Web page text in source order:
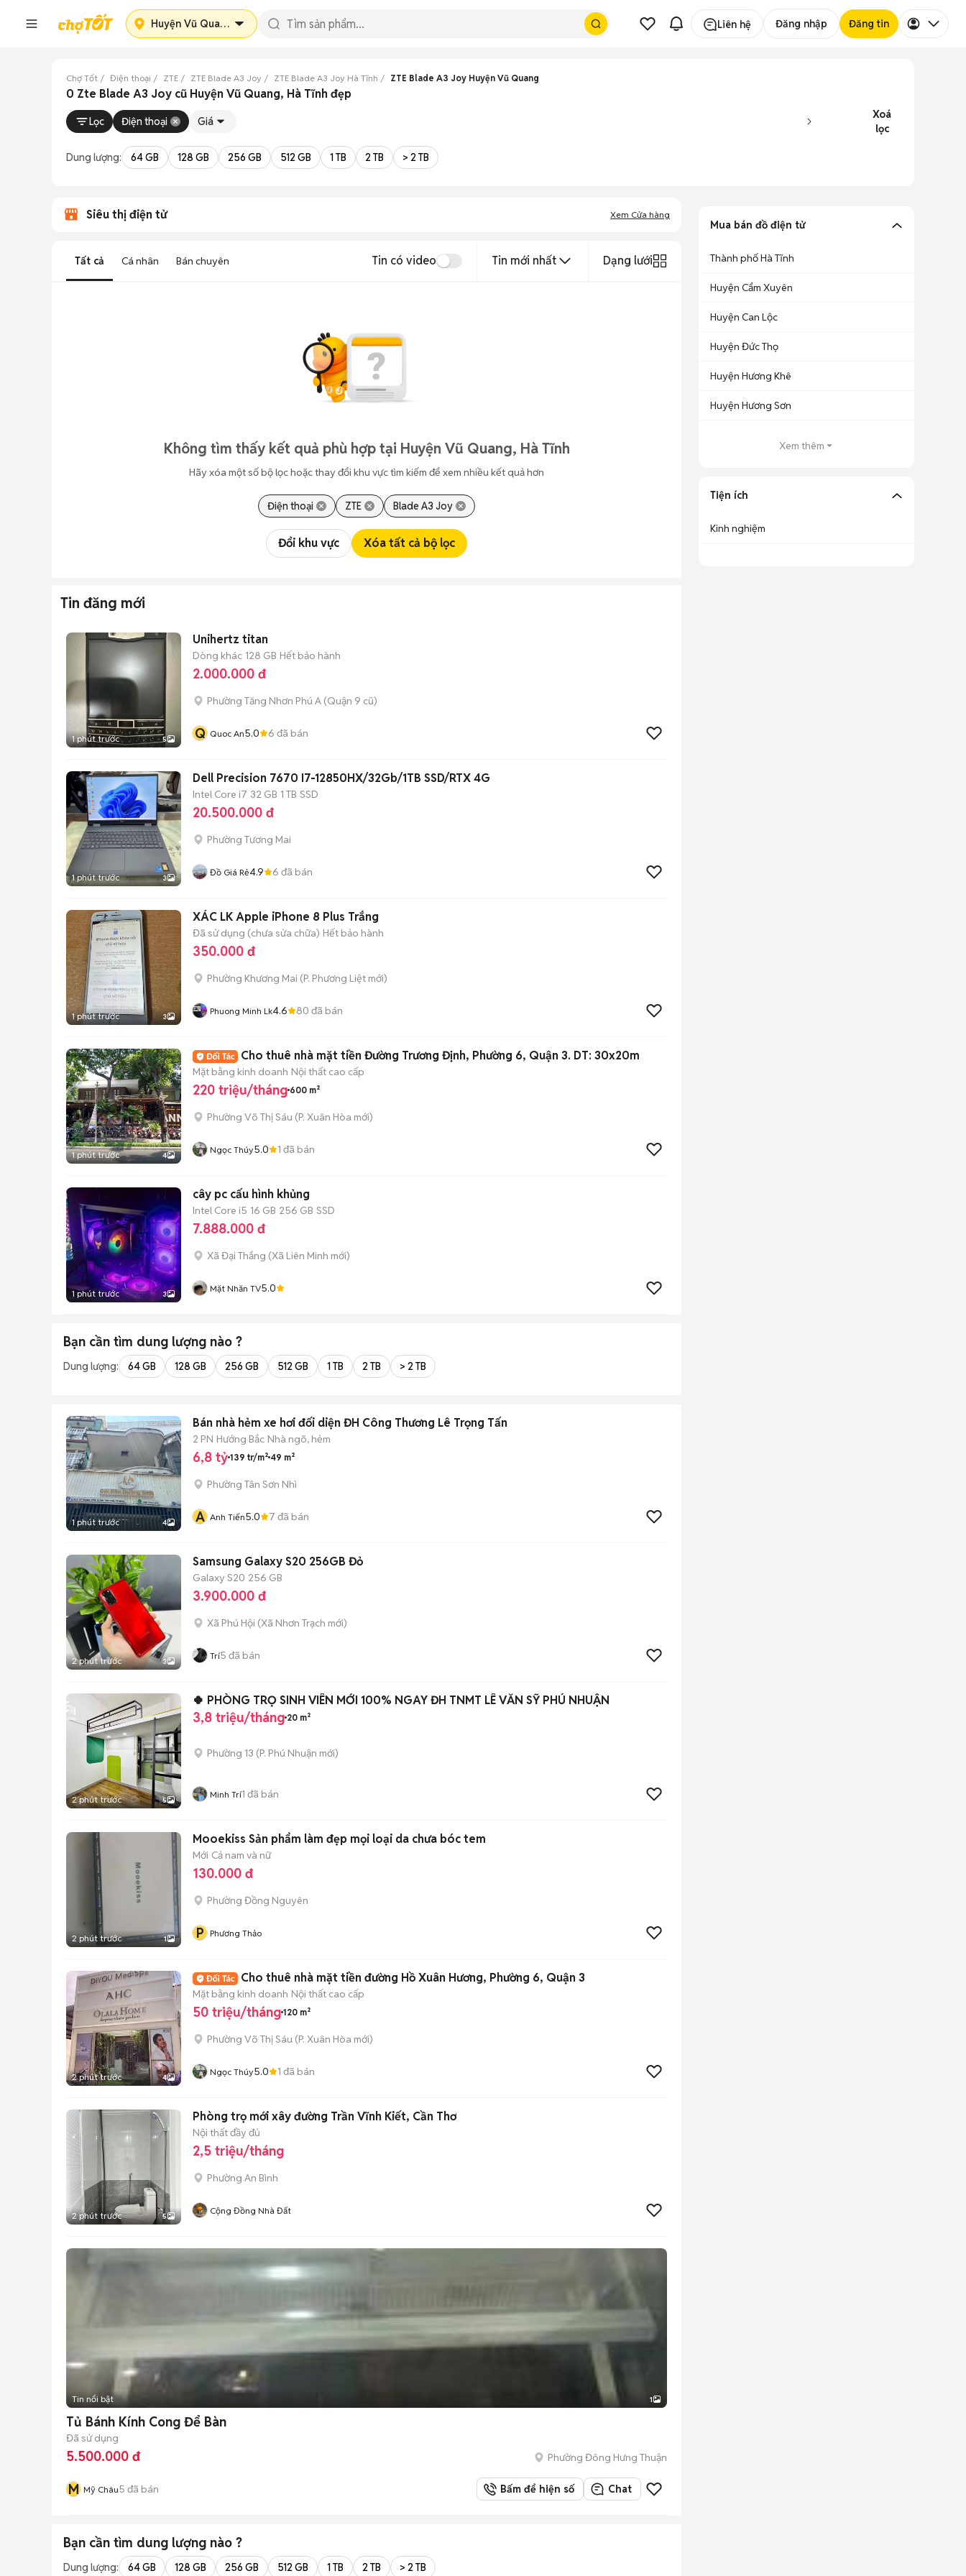
Huyện Vũ Quang Liên hệ Đăng nhập Đăng tin
Chợ Tốt Điện thoại ZTE ZTE Blade A3 Joy ZTE Blade A3 Joy Hà Tĩnh ZTE Blade A3 Joy Huyện Vũ Quang
0 Zte Blade A3 Joy cũ Huyện Vũ Quang, Hà Tĩnh đẹp
Lọc Điện thoại Giá
Xoá
lọc
Dung lượng: 64 GB 128 GB 256 GB 512 GB 1 TB 2 TB > 2 TB
Siêu thị điện tử Xem Cửa hàng
Tất cả Cá nhân Bán chuyên Tin có video Tin mới nhất Dạng lưới
Không tìm thấy kết quả phù hợp tại Huyện Vũ Quang, Hà Tĩnh
Hãy xóa một số bộ lọc hoặc thay đổi khu vực tìm kiếm để xem nhiều kết quả hơn
Điện thoại ZTE Blade A3 Joy
Đổi khu vực Xóa tất cả bộ lọc
Tin đăng mới
1 phút trước 5
Unihertz titan
Dòng khác 128 GB Hết bảo hành
2.000.000 đ
Phường Tăng Nhơn Phú A (Quận 9 cũ)
Q Quoc An5.0 6 đã bán
1 phút trước 3
Dell Precision 7670 I7-12850HX/32Gb/1TB SSD/RTX 4G
Intel Core i7 32 GB 1 TB SSD
20.500.000 đ
Phường Tương Mai
Đồ Giá Rẻ4.9 6 đã bán
1 phút trước 3
XÁC LK Apple iPhone 8 Plus Trắng
Đã sử dụng (chưa sửa chữa) Hết bảo hành
350.000 đ
Phường Khương Mai (P. Phương Liệt mới)
Phuong Minh Lk4.6 80 đã bán
1 phút trước 4
Cho thuê nhà mặt tiền Đường Trương Định, Phường 6, Quận 3. DT: 30x20m
Mặt bằng kinh doanh Nội thất cao cấp
220 triệu/tháng 600 m²
Phường Võ Thị Sáu (P. Xuân Hòa mới)
Ngọc Thúy5.0 1 đã bán
1 phút trước 3
cây pc cấu hình khủng
Intel Core i5 16 GB 256 GB SSD
7.888.000 đ
Xã Đại Thắng (Xã Liên Minh mới)
Mặt Nhăn TV5.0
Bạn cần tìm dung lượng nào ?
Dung lượng: 64 GB 128 GB 256 GB 512 GB 1 TB 2 TB > 2 TB
1 phút trước 4
Bán nhà hẻm xe hơi đối diện ĐH Công Thương Lê Trọng Tấn
2 PN Hướng Bắc Nhà ngõ, hẻm
6,8 tỷ 139 tr/m² 49 m²
Phường Tân Sơn Nhì
A Anh Tiến5.0 7 đã bán
2 phút trước 3
Samsung Galaxy S20 256GB Đỏ
Galaxy S20 256 GB
3.900.000 đ
Xã Phú Hội (Xã Nhơn Trạch mới)
Trí5 đã bán
2 phút trước 5
🍀 PHÒNG TRỌ SINH VIÊN MỚI 100% NGAY ĐH TNMT LÊ VĂN SỸ PHÚ NHUẬN
3,8 triệu/tháng 20 m²
Phường 13 (P. Phú Nhuận mới)
Minh Trí1 đã bán
2 phút trước 1
Mooekiss Sản phẩm làm đẹp mọi loại da chưa bóc tem
Mới Cả nam và nữ
130.000 đ
Phường Đồng Nguyên
P Phương Thảo
2 phút trước 4
Cho thuê nhà mặt tiền đường Hồ Xuân Hương, Phường 6, Quận 3
Mặt bằng kinh doanh Nội thất cao cấp
50 triệu/tháng 120 m²
Phường Võ Thị Sáu (P. Xuân Hòa mới)
Ngọc Thúy5.0 1 đã bán
2 phút trước 5
Phòng trọ mới xây đường Trần Vĩnh Kiết, Cần Thơ
Nội thất đầy đủ
2,5 triệu/tháng
Phường An Bình
Cộng Đồng Nhà Đất
Tin nổi bật 1
Tủ Bánh Kính Cong Để Bàn
Đã sử dụng
5.500.000 đ Phường Đông Hưng Thuận
M Mỹ Châu5 đã bán Bấm để hiện số Chat
Bạn cần tìm dung lượng nào ?
Dung lượng: 64 GB 128 GB 256 GB 512 GB 1 TB 2 TB > 2 TB
Mua bán đồ điện tử
Thành phố Hà Tĩnh
Huyện Cẩm Xuyên
Huyện Can Lộc
Huyện Đức Thọ
Huyện Hương Khê
Huyện Hương Sơn
Xem thêm
Tiện ích
Kinh nghiệm